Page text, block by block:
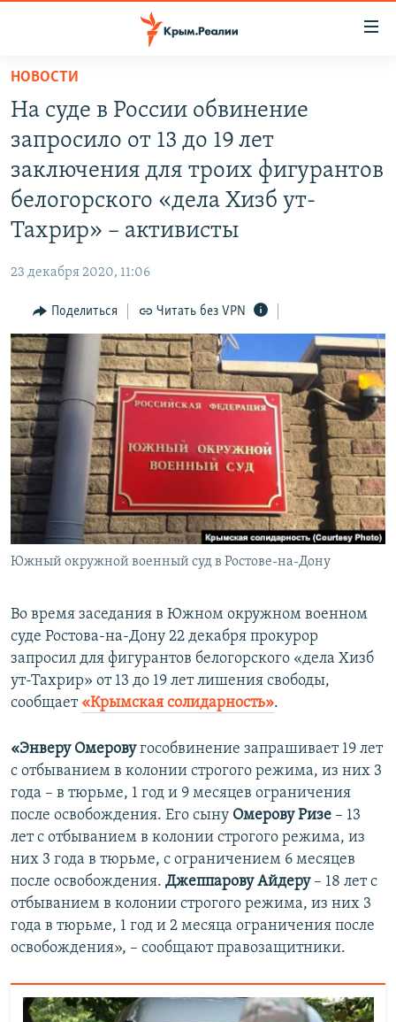
Вернуться
основному
содержанию
Вернутся
главной
навигации
Вернутся
СПЕЦПРОЕКТЫ
ВОДА
ИСТОРИЯ
ЕЩЕ
ТЕЛЕПРОЕКТ КРЫМ.РЕАЛИИ
СОВЕТЫ ПРАВОЗАЩИТНИКОВ
ПРОПАВШИЕ БЕЗ ВЕСТИ
ПОБЕДИТЕЛЕЙ НЕ СУДЯТ?
КРЫМ.НЕПОКОРЕННЫЙ
ELIFBE
УКРАИНСКАЯ ПРОБЛЕМА КРЫМА
КАК ОБОЙТИ БЛОКИРОВКУ
Українською
Qırımtatar
ПРИСОЕДИНЯЙТЕСЬ!
Все сайты RFE/RL
НОВОСТИ
На суде в России обвинение
запросило от 13 до 19 лет
заключения для троих фигурантов
белогорского «дела Хизб ут-
Тахрир» – активисты
23 декабря 2020, 11:06
Поделиться Читать без VPN
Южный окружной военный суд в Ростове-на-Дону
Во время заседания в Южном окружном военном
суде Ростова-на-Дону 22 декабря прокурор
запросил для фигурантов белогорского «дела Хизб
ут-Тахрир» от 13 до 19 лет лишения свободы,
сообщает «Крымская солидарность».
«Энверу Омеровугособвинение запрашивает 19 лет
с отбыванием в колонии строгого режима, из них 3
года – в тюрьме, 1 год и 9 месяцев ограничения
после освобождения. Его сыну Омерову Ризе – 13
лет с отбыванием в колонии строгого режима, из
них 3 года в тюрьме, с ограничением 6 месяцев
после освобождения. Джеппарову Айдеру – 18 лет с
отбыванием в колонии строгого режима, из них 3
года в тюрьме, 1 год и 2 месяца ограничения после
освобождения», – сообщают правозащитники.